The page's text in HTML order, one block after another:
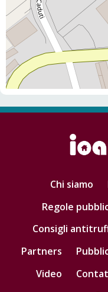
Chi siamo
Regole
Consigli
Partners
Video